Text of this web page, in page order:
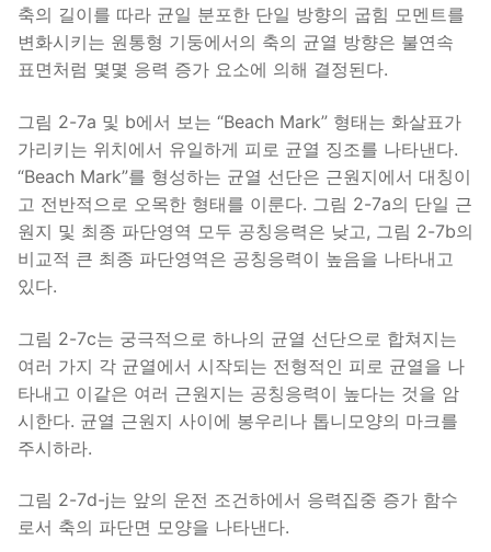
축의 길이를 따라 균일 분포한 단일 방향의 굽힘 모멘트를
변화시키는 원통형 기둥에서의 축의 균열 방향은 불연속
표면처럼 몇몇 응력 증가 요소에 의해 결정된다.
그림 2-7a 및 b에서 보는 “Beach Mark” 형태는 화살표가
가리키는 위치에서 유일하게 피로 균열 징조를 나타낸다.
“Beach Mark”를 형성하는 균열 선단은 근원지에서 대칭이
고 전반적으로 오목한 형태를 이룬다. 그림 2-7a의 단일 근
원지 및 최종 파단영역 모두 공칭응력은 낮고, 그림 2-7b의
비교적 큰 최종 파단영역은 공칭응력이 높음을 나타내고
있다.
그림 2-7c는 궁극적으로 하나의 균열 선단으로 합쳐지는
여러 가지 각 균열에서 시작되는 전형적인 피로 균열을 나
타내고 이같은 여러 근원지는 공칭응력이 높다는 것을 암
시한다. 균열 근원지 사이에 봉우리나 톱니모양의 마크를
주시하라.
그림 2-7d-j는 앞의 운전 조건하에서 응력집중 증가 함수
로서 축의 파단면 모양을 나타낸다.